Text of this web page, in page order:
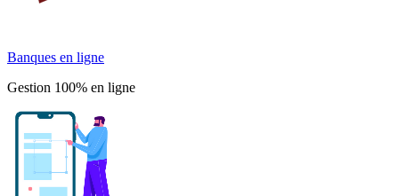
Banques en ligne
Gestion 100% en ligne